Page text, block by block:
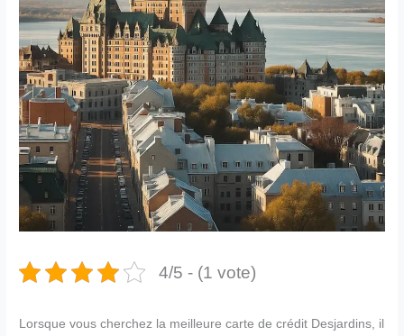
4/5 - (1 vote)
Lorsque vous cherchez la meilleure carte de crédit Desjardins, il